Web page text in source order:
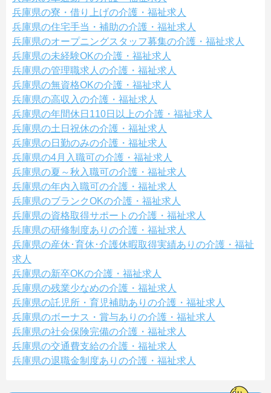
兵庫県の寮・借り上げの介護・福祉求人
兵庫県の住宅手当・補助の介護・福祉求人
兵庫県のオープニングスタッフ募集の介護・福祉求人
兵庫県の未経験OKの介護・福祉求人
兵庫県の管理職求人の介護・福祉求人
兵庫県の無資格OKの介護・福祉求人
兵庫県の高収入の介護・福祉求人
兵庫県の年間休日110日以上の介護・福祉求人
兵庫県の土日祝休の介護・福祉求人
兵庫県の日勤のみの介護・福祉求人
兵庫県の4月入職可の介護・福祉求人
兵庫県の夏～秋入職可の介護・福祉求人
兵庫県の年内入職可の介護・福祉求人
兵庫県のブランクOKの介護・福祉求人
兵庫県の資格取得サポートの介護・福祉求人
兵庫県の研修制度ありの介護・福祉求人
兵庫県の産休･育休･介護休暇取得実績ありの介護・福祉
求人
兵庫県の新卒OKの介護・福祉求人
兵庫県の残業少なめの介護・福祉求人
兵庫県の託児所・育児補助ありの介護・福祉求人
兵庫県のボーナス・賞与ありの介護・福祉求人
兵庫県の社会保険完備の介護・福祉求人
兵庫県の交通費支給の介護・福祉求人
兵庫県の退職金制度ありの介護・福祉求人